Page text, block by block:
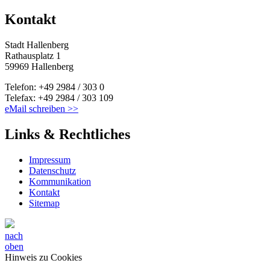
Kontakt
Stadt Hallenberg
Rathausplatz 1
59969 Hallenberg
Telefon: +49 2984 / 303 0
Telefax: +49 2984 / 303 109
eMail schreiben >>
Links & Rechtliches
Impressum
Datenschutz
Kommunikation
Kontakt
Sitemap
nach
oben
Hinweis zu Cookies